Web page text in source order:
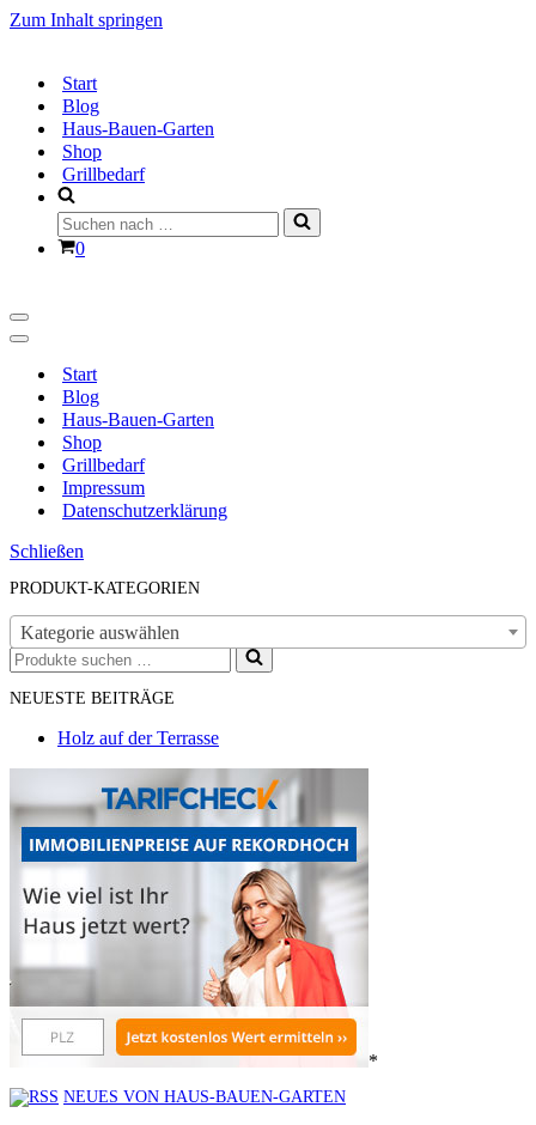
Zum Inhalt springen
Start
Blog
Haus-Bauen-Garten
Shop
Grillbedarf
Suchen
nach …
Warenkorb
0
Navigationsmenü
Navigationsmenü
Start
Blog
Haus-Bauen-Garten
Shop
Grillbedarf
Impressum
Datenschutzerklärung
Schließen
PRODUKT-KATEGORIEN
Kategorie auswählen
Suchen
nach …
NEUESTE BEITRÄGE
Holz auf der Terrasse
*
NEUES VON HAUS-BAUEN-GARTEN